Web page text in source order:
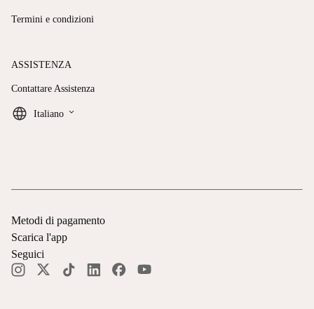
Termini e condizioni
ASSISTENZA
Contattare Assistenza
Italiano keyboard_arrow_down
Metodi di pagamento
Scarica l'app
Seguici